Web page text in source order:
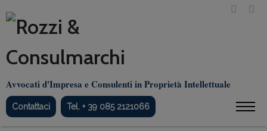
Avvocati d'Impresa e Consulenti in Proprietà Intellettuale
Contattaci Tel. + 39 085 2121066